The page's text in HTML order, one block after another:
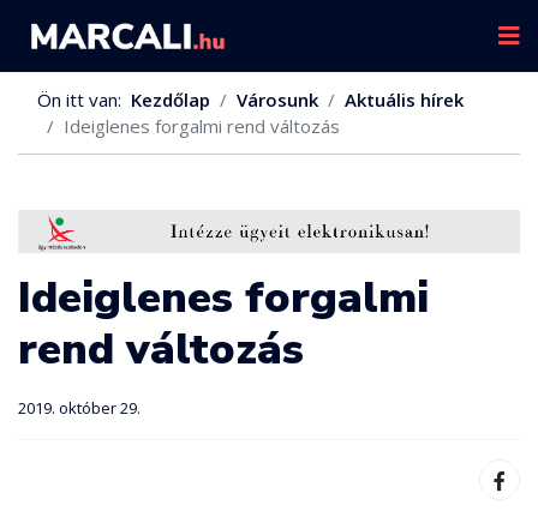
Ön itt van: Kezdőlap Városunk
Aktuális hírek
Ideiglenes forgalmi rend változás
Ideiglenes forgalmi
rend változás
2019. október 29.